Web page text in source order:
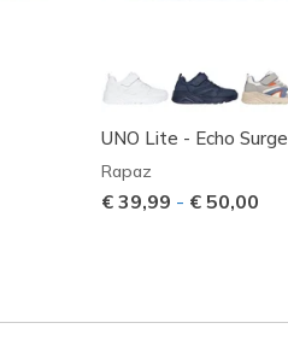
UNO Lite - Echo Surge
Rapaz
€ 39,99 - € 50,00